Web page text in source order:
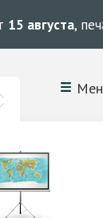
15 августа,